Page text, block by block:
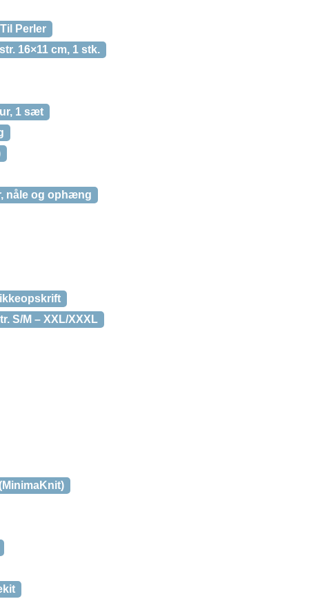
Perler
16×11 cm, 1 stk.
1 sæt
nåle og ophæng
S/M – XXL/XXXL